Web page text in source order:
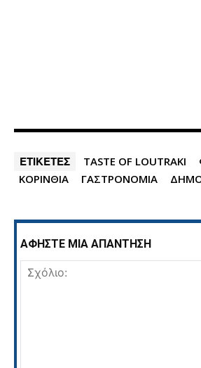
ΕΤΙΚΕΤΕΣ TASTE OF LOUTRAKI
ΚΟΡΙΝΘΙΑ
ΓΑΣΤΡΟΝΟΜΙΑ
ΑΦΗΣΤΕ ΜΙΑ ΑΠΑΝΤΗΣΗ